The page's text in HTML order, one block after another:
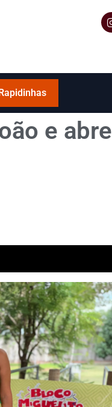
Rapidinhas
e abre